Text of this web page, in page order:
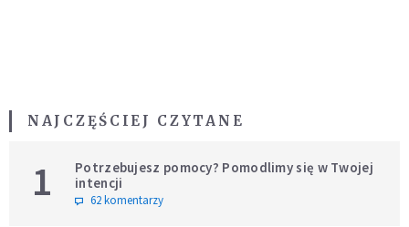
NAJCZĘŚCIEJ CZYTANE
1
Potrzebujesz pomocy? Pomodlimy się w Twojej
intencji
62 komentarzy